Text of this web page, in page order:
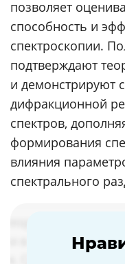
позволяет
способность и
спектроскопии.
подтверждают
и демонстрируют
дифракционной
спектров,
формирования
влияния
спектрального